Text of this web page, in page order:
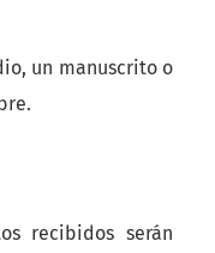
un manuscrito o
recibidos serán